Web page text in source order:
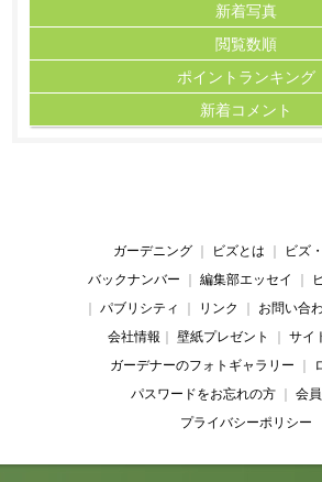
新着写真
閲覧数順
ポイント ランキング
新着コメント
ガーデニング｜ ビズとは ビズ
バックナンバー
編集部エッセイ
パブリシティ リンク お問い合
会社情報
壁紙プレゼント サイ
ガーデナーのフォトギャラリー
パスワードをお忘れの方
会
プライバシーポリシー